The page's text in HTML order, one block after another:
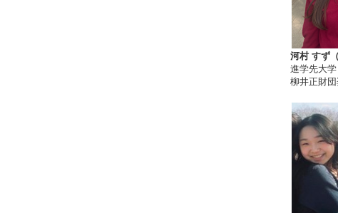
河村 すず
進学先大
柳井正財